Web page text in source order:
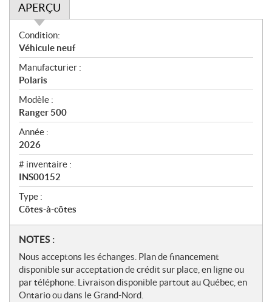
APERÇU
A
p
e
r
ç
u
Condition:
Véhicule neuf
Manufacturier :
Polaris
Modèle :
Ranger 500
Année :
2026
# inventaire :
INS00152
Type :
Côtes-à-côtes
N
o
t
e
s
NOTES :
Nous acceptons les échanges. Plan de financement
disponible sur acceptation de crédit sur place, en ligne ou
par téléphone. Livraison disponible partout au Québec, en
Ontario ou dans le Grand-Nord.